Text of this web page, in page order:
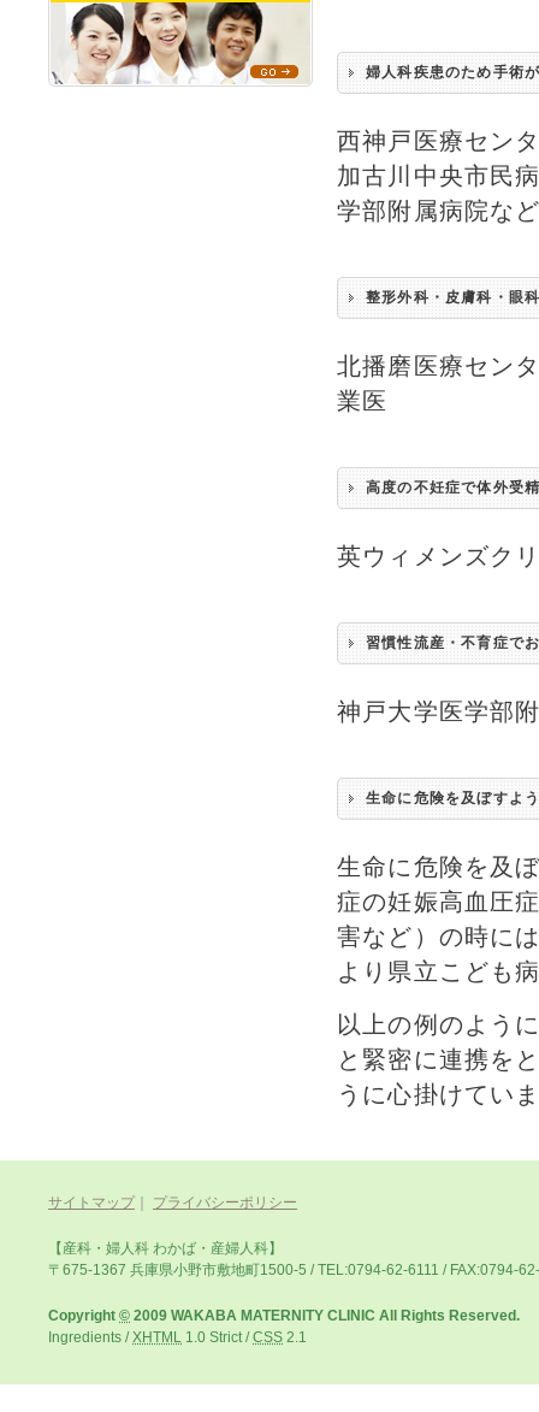
婦人科疾患のため手術
西神戸医療セン
加古川中央市民
学部附属病院な
整形外科・皮膚科・眼
北播磨医療セン
業医
高度の不妊症で体外受
英ウィメンズク
習慣性流産・不育症で
神戸大学医学部
生命に危険を及ぼすよ
生命に危険を及
症の妊娠高血圧
害など）の時に
より県立こども
以上の例のよう
と緊密に連携を
うに心掛けてい
サイトマップ プライバシーポリシー
【産科・婦人科 わかば・産婦人科】
〒675-1367 兵庫県小野市敷地町1500-5 / TEL:0794-62-6111 / FAX:0794-
Copyright © 2009 WAKABA MATERNITY CLINIC All Rights Reserved.
Ingredients /XHTML 1.0 Strict/CSS 2.1